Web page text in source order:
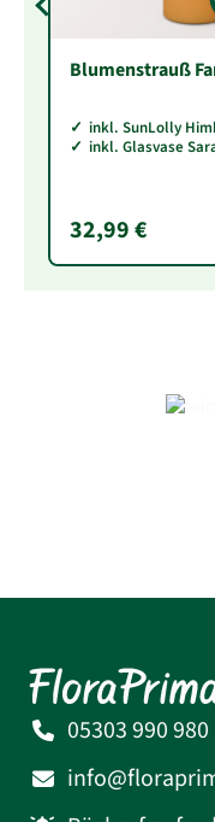
Blumenstrauß
inkl. SunLolly
inkl. Glasvase
32,99 €
05303 990 980